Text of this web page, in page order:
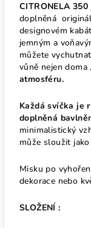
CITRONELA 350
doplněná
designovém
jemným a
můžete
vůně nejen doma
atmosféru.
Každá svíčka je
doplněná
minimalistický
může sloužit
Misku po
dekorace nebo
SLOŽENÍ :